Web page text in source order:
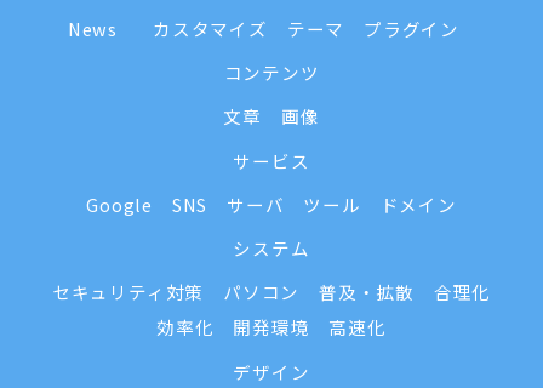
News
カスタマイズ
テーマ
プラグイン
コンテンツ
文章
画像
サービス
Google
SNS サーバ ツール
ドメイン
システム
セキュリティ対策
パソコン 普及・拡散
合理化
効率化
開発環境
高速化
デザイン